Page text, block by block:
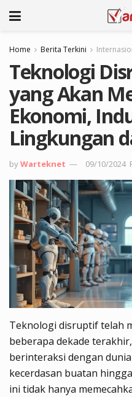
Home Berita Terkini
Teknologi
yang Akan
Ekonomi,
Lingkungan
byWarteknet 09/10/2024
Teknologi disruptif telah
beberapa dekade
berinteraksi dengan
kecerdasan buatan
ini tidak hanya